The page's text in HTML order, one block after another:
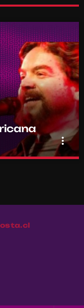
more_vert
histórico conductor